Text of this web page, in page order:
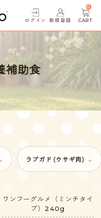
ログイン 新規登録 CART
0
補助食
ラブガド (ウサギ肉)
ワンフーグルメ（ミンチタイ
プ）240g